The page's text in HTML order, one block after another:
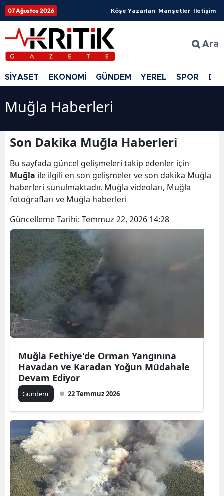
07 Ağustos 2026 Köşe Yazarları Manşetler İletişim
Ara
SİYASET EKONOMİ GÜNDEM YEREL SPOR
Muğla Haberleri
Son Dakika Muğla Haberleri
Bu sayfada güncel gelişmeleri takip edenler için
Muğla ile ilgili en son gelişmeler ve son dakika Muğla
haberleri sunulmaktadır. Muğla videoları, Muğla
fotoğrafları ve Muğla haberleri
Güncelleme Tarihi: Temmuz 22, 2026 14:28
Muğla Fethiye'de Orman Yangınına
Havadan ve Karadan Yoğun Müdahale
Devam Ediyor
Gündem 22 Temmuz 2026